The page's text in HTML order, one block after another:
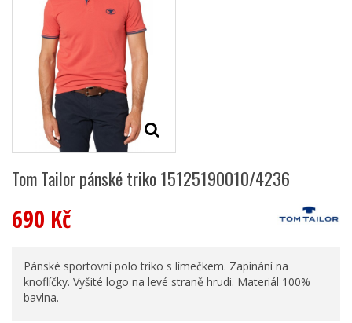
Tom Tailor pánské triko 15125190010/4236
690 Kč
Pánské sportovní polo triko s límečkem. Zapínání na
knoflíčky. Vyšité logo na levé straně hrudi. Materiál 100%
bavlna.